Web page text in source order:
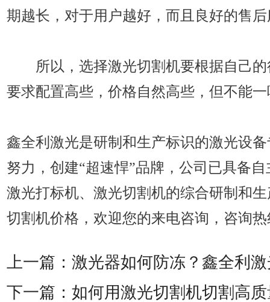
期越长，对于用户越好，而且良好的售
所以，选择激光切割机要根据自己的
要求配置高些，价格自然高些，但不能
鑫全利激光是研制和生产标识的激光设
努力，创建“超速悍”品牌，公司已具备
激光打标机、激光切割机的综合研制和
切割机价格，欢迎您的来电咨询，咨询热
上一篇：激光器如何防冻？鑫全利
下一篇：如何用激光切割机切割高